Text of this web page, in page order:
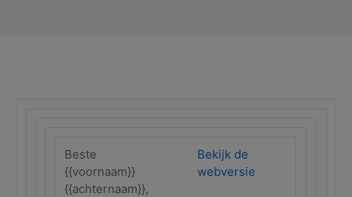
Beste
{{voornaam}}
{{achternaam}},
Bekijk de
webversie